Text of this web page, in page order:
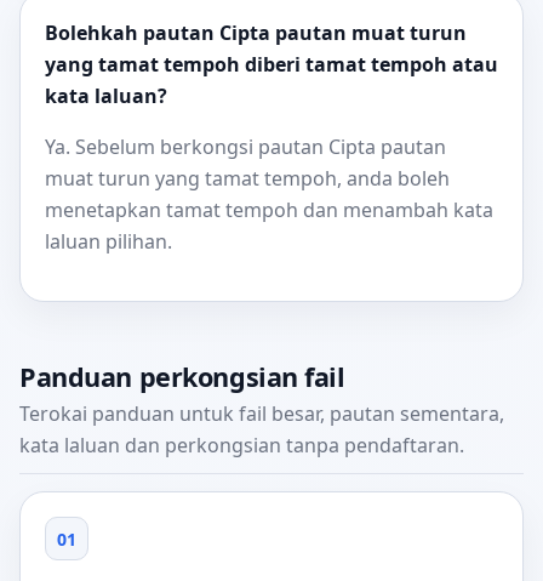
Bolehkah pautan Cipta pautan muat turun
yang tamat tempoh diberi tamat tempoh atau
kata laluan?
Ya. Sebelum berkongsi pautan Cipta pautan
muat turun yang tamat tempoh, anda boleh
menetapkan tamat tempoh dan menambah kata
laluan pilihan.
Panduan perkongsian fail
Terokai panduan untuk fail besar, pautan sementara,
kata laluan dan perkongsian tanpa pendaftaran.
01